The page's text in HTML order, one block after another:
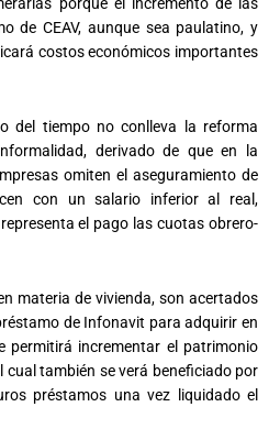
de CEAV, aunque sea paulatino, y
costos económicos importantes
del tiempo no conlleva la reforma
derivado de que en la
omiten el aseguramiento de
con un salario inferior al real,
el pago las cuotas obrero-
materia de vivienda, son acertados
de Infonavit para adquirir en
permitirá incrementar el patrimonio
cual también se verá beneficiado por
préstamos una vez liquidado el